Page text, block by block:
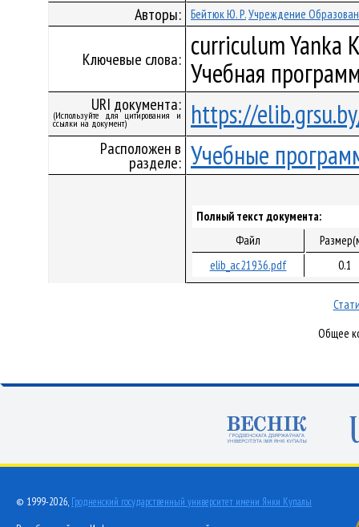
Авторы: Бейтюк Ю. Р.Учреждение
Ключевые слова: curriculum Yanka
Учебная
URI документа:
(Используйте для цитирования и
ссылки на документ) https://
Расположен в
разделе: Учебные
Полный текст документа:
Файл
elib_ac21936.pdf
0.1
Общее
© 1999-2026, Гродненский государственный университет имени Янки Купалы